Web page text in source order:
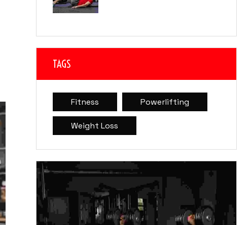
TAGS
Fitness Powerlifting
Weight Loss